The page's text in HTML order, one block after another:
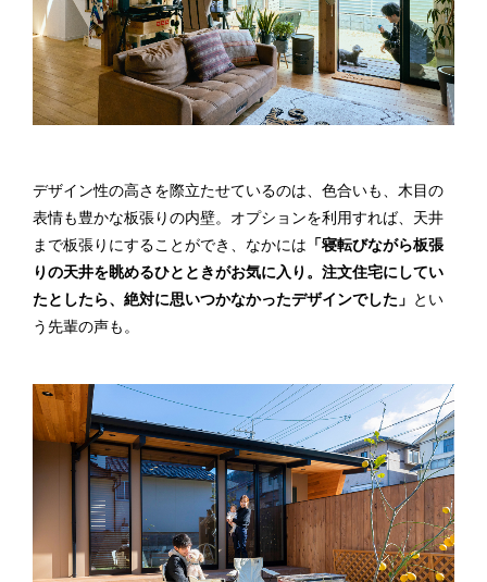
デザイン性の高さを際立たせているのは、色合いも、木目の
表情も豊かな板張りの内壁。オプションを利用すれば、天井
まで板張りにすることができ、なかには 「寝転びながら板張
りの天井を眺めるひとときがお気に入り。注文住宅にしてい
たとしたら、絶対に思いつかなかったデザインでした」 とい
う先輩の声も。